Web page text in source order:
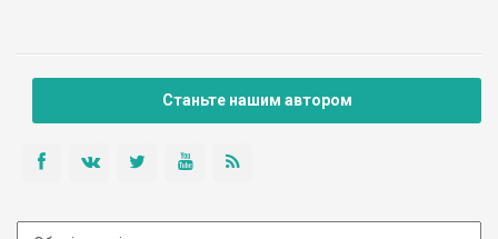
Станьте нашим автором